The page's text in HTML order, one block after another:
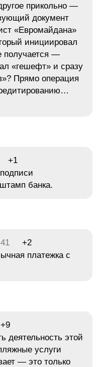
прикольно —
документ
«Евромайдана»
инициировал
получается —
«гешефт» и сразу
Прямо операция
+1
банка.
+2
платежка с
+9
деятельность этой
услуги
— это только